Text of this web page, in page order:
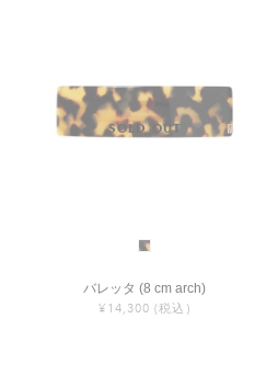
バレッタ (8 cm arch)
¥14,300 (税込)